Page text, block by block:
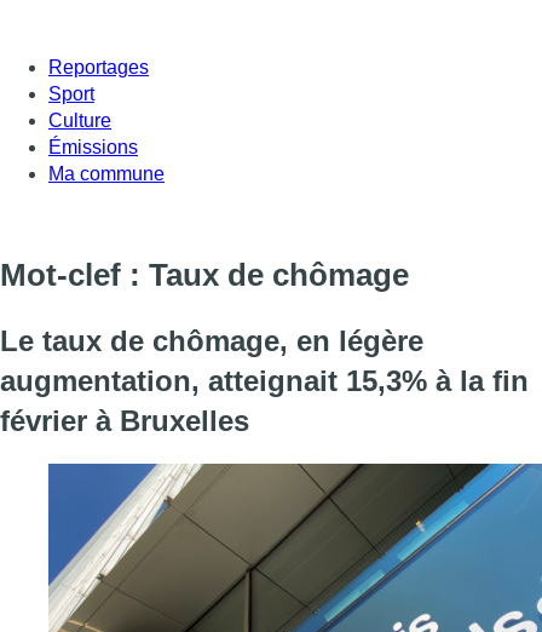
Reportages
Sport
Culture
Émissions
Ma commune
Mot-clef : Taux de chômage
Le taux de chômage, en légère
augmentation, atteignait 15,3% à la fin
février à Bruxelles